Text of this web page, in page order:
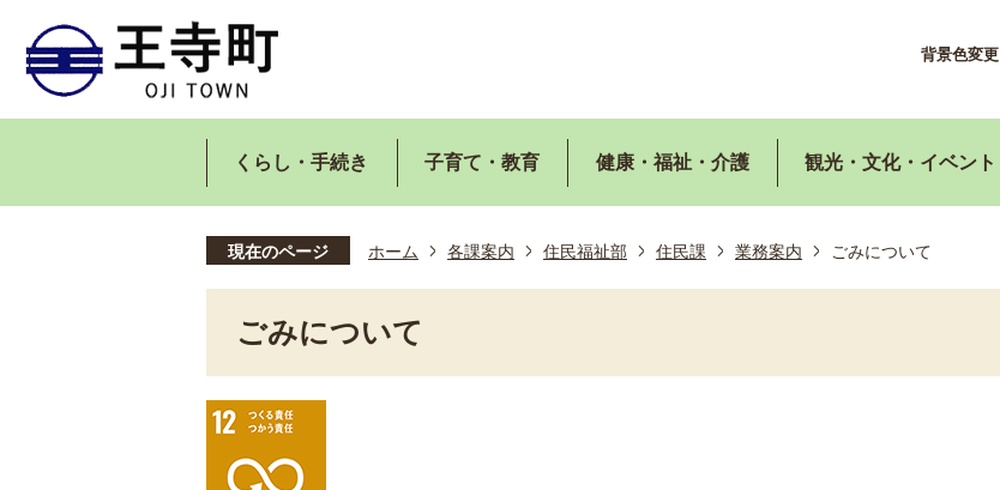
背景色変更
くらし・手続き 子育て・教育 健康・福祉・介護 観光・文化・イベント
現在のページ ホーム 各課案内 住民福祉部 住民課 業務案内 ごみについて
ごみについて